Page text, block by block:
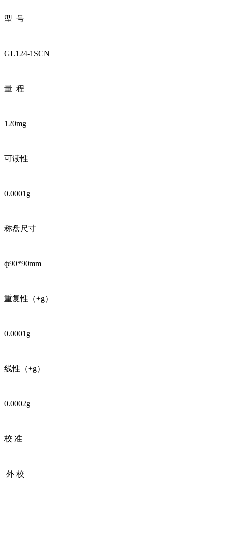
型 号
GL124-1SCN
量 程
120mg
可读性
0.0001g
称盘尺寸
ф90*90mm
重复性（±g）
0.0001g
线性（±g）
0.0002g
校 准
外 校